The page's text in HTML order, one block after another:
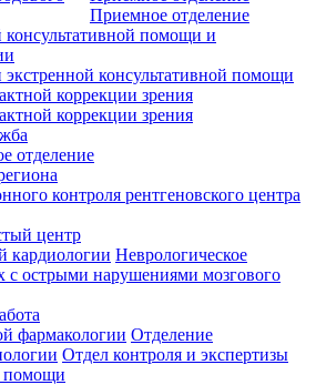
Приемное отделение
консультативной помощи и
консультативной помощи
коррекции зрения
коррекции зрения
отделение
контроля рентгеновского центра
центр
кардиологии Неврологическое
с острыми нарушениями мозгового
фармакологии Отделение
Отдел контроля и экспертизы
помощи